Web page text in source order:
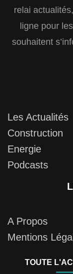
relai
ligne pour
souhaitent
Les Actualités
Construction
Energie
Podcasts
A Propos
Mentions
TOUTE